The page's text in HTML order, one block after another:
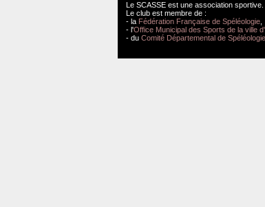
Le SCASSE est une association
Le club est membre de :
- la Fédération Française de Spéléologie
- l'Office Municipal des Sports de la ville
- duComité Départemental de